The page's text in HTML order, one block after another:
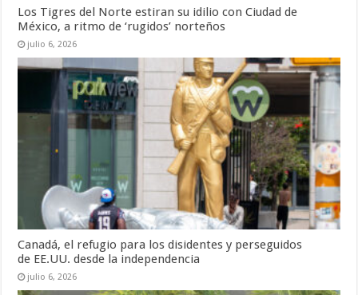
Los Tigres del Norte estiran su idilio con Ciudad de
México, a ritmo de ‘rugidos’ norteños
julio 6, 2026
Canadá, el refugio para los disidentes y perseguidos
de EE.UU. desde la independencia
julio 6, 2026